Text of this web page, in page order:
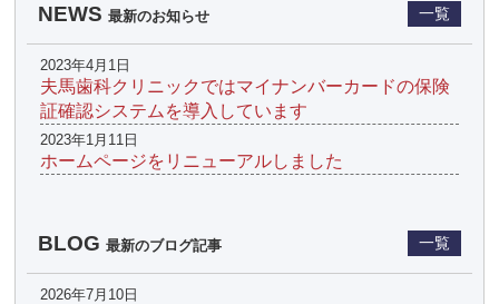
NEWS 最新のお知らせ 一覧
2023年4月1日
夫馬歯科クリニックではマイナンバーカードの保険
証確認システムを導入しています
2023年1月11日
ホームページをリニューアルしました
BLOG 最新のブログ記事 一覧
2026年7月10日